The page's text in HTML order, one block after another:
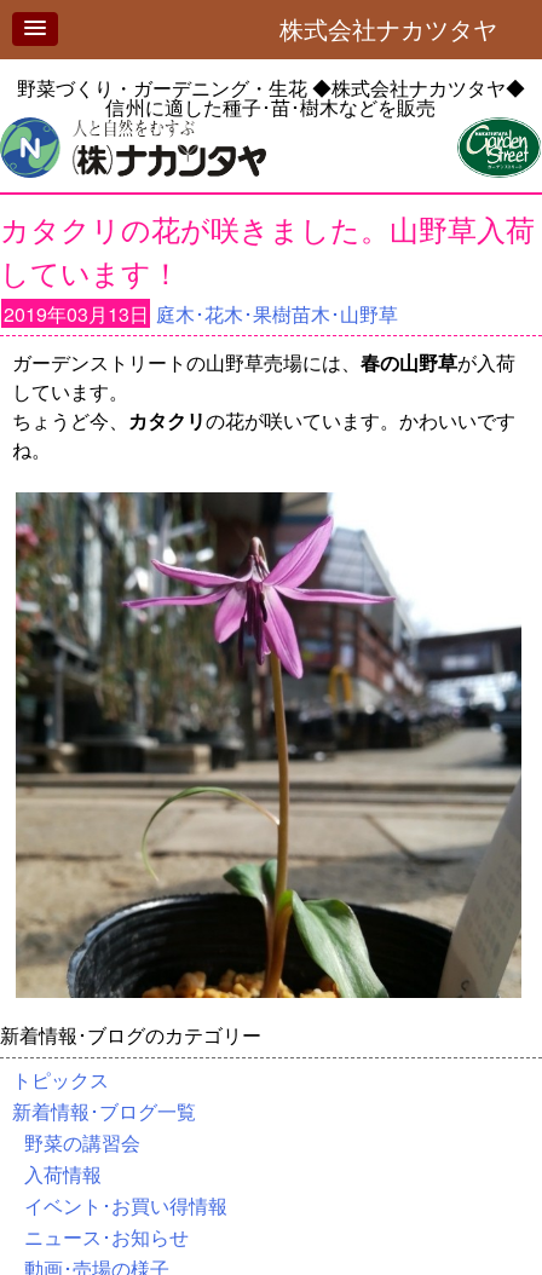
株式会社ナカツタヤ
野菜づくり・ガーデニング・生花◆株式会社ナカツタヤ◆
信州に適した種子･苗･樹木などを販売
カタクリの花が咲きました。山野草入荷
しています！
2019年03月13日 庭木･花木･果樹苗木･山野草
ガーデンストリートの山野草売場には、 春の山野草が入荷
しています。
ちょうど今、 カタクリの花が咲いています。かわいいです
ね。
新着情報･ブログのカテゴリー
トピックス
新着情報･ブログ一覧
野菜の講習会
入荷情報
イベント･お買い得情報
ニュース･お知らせ
動画･売場の様子